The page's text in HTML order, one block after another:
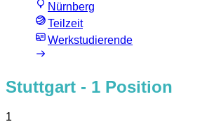
Nürnberg
Teilzeit
Werkstudierende
Stuttgart - 1 Position
1